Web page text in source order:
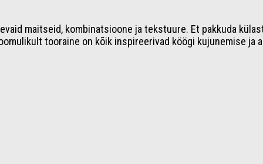
maitseid, kombinatsioone ja tekstuure. Et pakkuda
tooraine on kõik inspireerivad köögi kujunemise ja